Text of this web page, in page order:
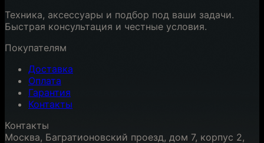
Техника, аксессуары и подбор под ваши задачи.
Быстрая консультация и честные условия.
Покупателям
Доставка
Оплата
Гарантия
Контакты
Контакты
Москва, Багратионовский проезд, дом 7, корпус 2,